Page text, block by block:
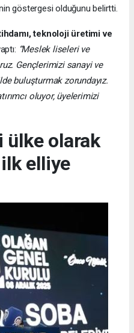
göstergesi olduğunu belirtti.
teknoloji üretimi ve
“Meslek liseleri ve
Gençlerimizi sanayi ve
buluşturmak zorundayız.
oluyor, üyelerimizi
ülke olarak
elliye